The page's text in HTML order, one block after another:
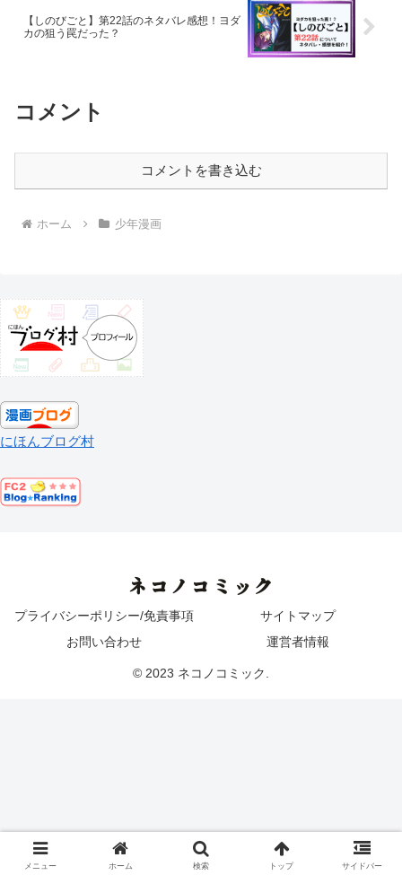
【しのびごと】第22話のネタバレ感想！ヨダ
カの狙う罠だった？
コメント
コメントを書き込む
ホーム 少年漫画
にほんブログ村
ネコノコミック
プライバシーポリシー/免責事項
サイトマップ
お問い合わせ
運営者情報
© 2023 ネコノコミック.
メニュー ホーム 検索 トップ サイドバー